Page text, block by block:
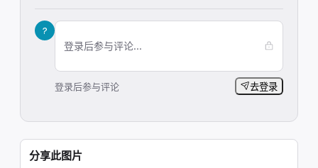
?
登录后参与评论...
登录后参与评论 去登录
分享此图片